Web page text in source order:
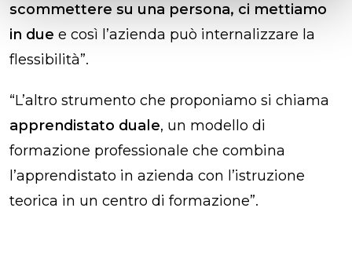
scommettere su una persona, ci mettiamo
in due e così l’azienda può internalizzare la
flessibilità”.
“L’altro strumento che proponiamo si chiama
apprendistato duale, un modello di
formazione professionale che combina
l’apprendistato in azienda con l’istruzione
teorica in un centro di formazione”.